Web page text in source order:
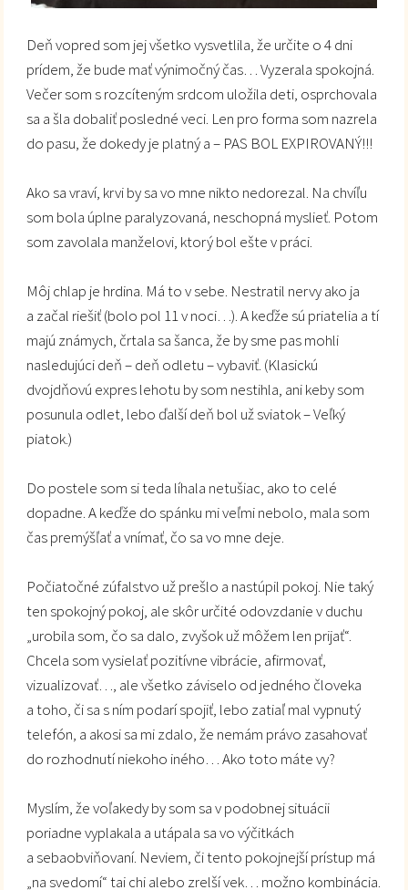
Deň vopred som jej všetko vysvetlila, že určite o 4 dni
prídem, že bude mať výnimočný čas… Vyzerala spokojná.
Večer som s rozcíteným srdcom uložila deti, osprchovala
sa a šla dobaliť posledné veci. Len pro forma som nazrela
do pasu, že dokedy je platný a – PAS BOL EXPIROVANÝ!!!
Ako sa vraví, krvi by sa vo mne nikto nedorezal. Na chvíľu
som bola úplne paralyzovaná, neschopná myslieť. Potom
som zavolala manželovi, ktorý bol ešte v práci.
Môj chlap je hrdina. Má to v sebe. Nestratil nervy ako ja
a začal riešiť (bolo pol 11 v noci…). A keďže sú priatelia a tí
majú známych, črtala sa šanca, že by sme pas mohli
nasledujúci deň – deň odletu – vybaviť. (Klasickú
dvojdňovú expres lehotu by som nestihla, ani keby som
posunula odlet, lebo ďalší deň bol už sviatok – Veľký
piatok.)
Do postele som si teda líhala netušiac, ako to celé
dopadne. A keďže do spánku mi veľmi nebolo, mala som
čas premýšľať a vnímať, čo sa vo mne deje.
Počiatočné zúfalstvo už prešlo a nastúpil pokoj. Nie taký
ten spokojný pokoj, ale skôr určité odovzdanie v duchu
„urobila som, čo sa dalo, zvyšok už môžem len prijať“.
Chcela som vysielať pozitívne vibrácie, afirmovať,
vizualizovať…, ale všetko záviselo od jedného človeka
a toho, či sa s ním podarí spojiť, lebo zatiaľ mal vypnutý
telefón, a akosi sa mi zdalo, že nemám právo zasahovať
do rozhodnutí niekoho iného… Ako toto máte vy?
Myslím, že voľakedy by som sa v podobnej situácii
poriadne vyplakala a utápala sa vo výčitkách
a sebaobviňovaní. Neviem, či tento pokojnejší prístup má
„na svedomí“ tai chi alebo zrelší vek… možno kombinácia.